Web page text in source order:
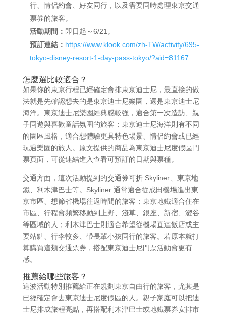
行、情侶約會、好友同行，以及需要同時處理東京交通
票券的旅客。
活動期間： 即日起～6/21。
預訂連結： https://www.klook.com/zh-TW/activity/695-
tokyo-disney-resort-1-day-pass-tokyo/?aid=81167
怎麼選比較適合？
如果你的東京行程已經確定會排東京迪士尼，最直接的做
法就是先確認想去的是東京迪士尼樂園，還是東京迪士尼
海洋。東京迪士尼樂園經典感較強，適合第一次造訪、親
子同遊與喜歡童話氛圍的旅客；東京迪士尼海洋則有不同
的園區風格，適合想體驗更具特色場景、情侶約會或已經
玩過樂園的旅人。原文提供的商品為東京迪士尼度假區門
票頁面，可從連結進入查看可預訂的日期與票種。
交通方面，這次活動提到的交通券可折 Skyliner、東京地
鐵、利木津巴士等。Skyliner 通常適合從成田機場進出東
京市區、想節省機場往返時間的旅客；東京地鐵適合住在
市區、行程會頻繁移動到上野、淺草、銀座、新宿、澀谷
等區域的人；利木津巴士則適合希望從機場直達飯店或主
要站點、行李較多、帶長輩小孩同行的旅客。若原本就打
算購買這類交通票券，搭配東京迪士尼門票活動會更有
感。
推薦給哪些旅客？
這波活動特別推薦給正在規劃東京自由行的旅客，尤其是
已經確定會去東京迪士尼度假區的人。親子家庭可以把迪
士尼排成旅程亮點，再搭配利木津巴士或地鐵票券安排市